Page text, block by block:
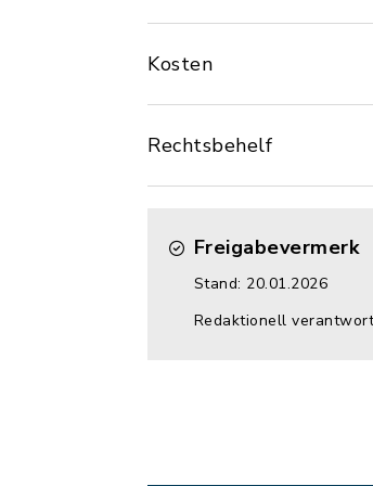
Kosten
Rechtsbehelf
Freigabevermerk
Stand: 20.01.2026
Redaktionell